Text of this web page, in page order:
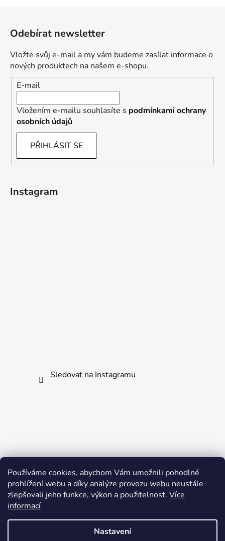
Používáme cookies, abychom Vám umožnili pohodlné
prohlížení webu a díky analýze provozu webu neustále
zlepšovali jeho funkce, výkon a použitelnost. Více
informací
Nastavení
Odebírat newsletter
Vložte svůj e-mail a my vám budeme zasílat informace o
nových produktech na našem e-shopu.
E-mail
Vložením e-mailu souhlasíte s podmínkami ochrany
osobních údajů
PŘIHLÁSIT SE
Instagram
Sledovat na Instagramu